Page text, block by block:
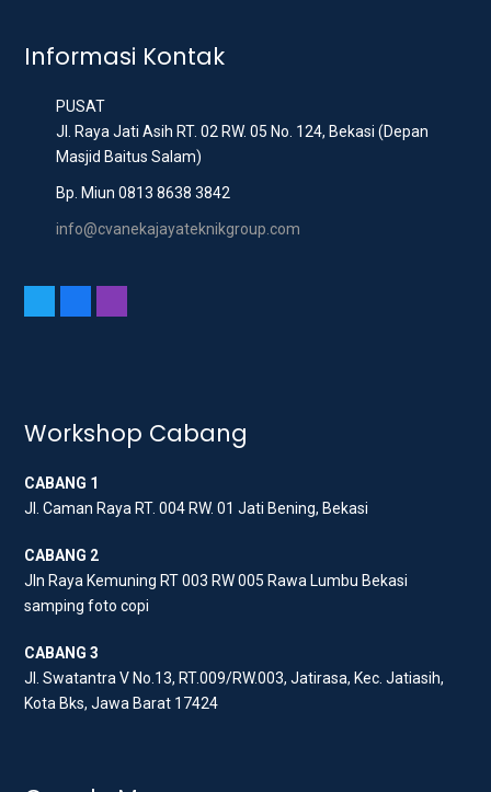
Informasi Kontak
PUSAT
Jl. Raya Jati Asih RT. 02 RW. 05 No. 124, Bekasi (Depan
Masjid Baitus Salam)
Bp. Miun 0813 8638 3842
info@cvanekajayateknikgroup.com
r
o
k
a
Workshop Cabang
CABANG 1
Jl. Caman Raya RT. 004 RW. 01 Jati Bening, Bekasi
CABANG 2
Jln Raya Kemuning RT 003 RW 005 Rawa Lumbu Bekasi
samping foto copi
CABANG 3
Jl. Swatantra V No.13, RT.009/RW.003, Jatirasa, Kec. Jatiasih,
Kota Bks, Jawa Barat 17424